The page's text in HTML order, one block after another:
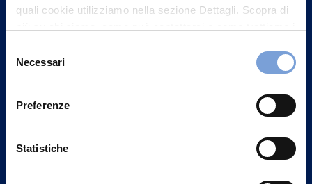
quali cookie utilizziamo nella sezione Dettagli. Scopra di
può trovare nel footer del sito nella sezione "Informativa
delNecessari
Preferenze
Statistiche